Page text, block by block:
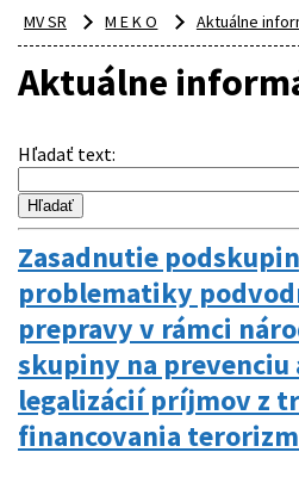
MV SR M E K O Aktuálne
Aktuálne
Hľadať text:
Zasadnutie
problematiky
prepravy v rámci
skupiny na prevenciu
legalizácií príjmov z
financovania